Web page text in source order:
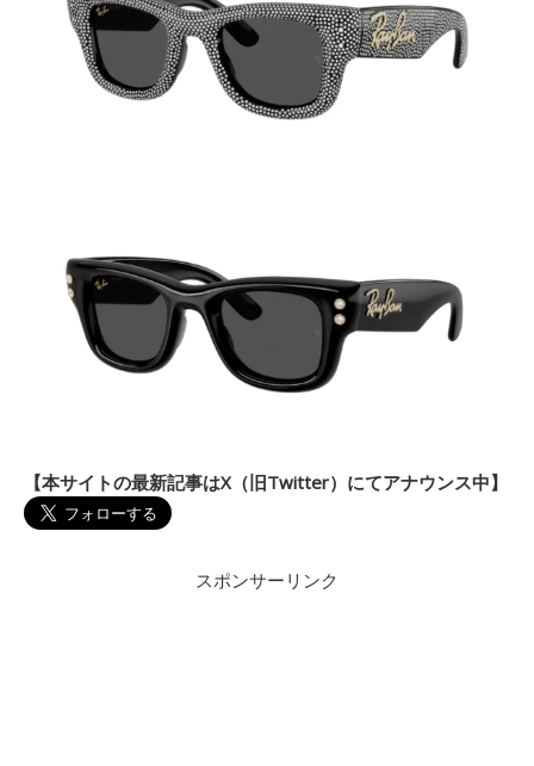
【本サイトの最新記事はX（旧Twitter）にてアナウンス中】
スポンサーリンク